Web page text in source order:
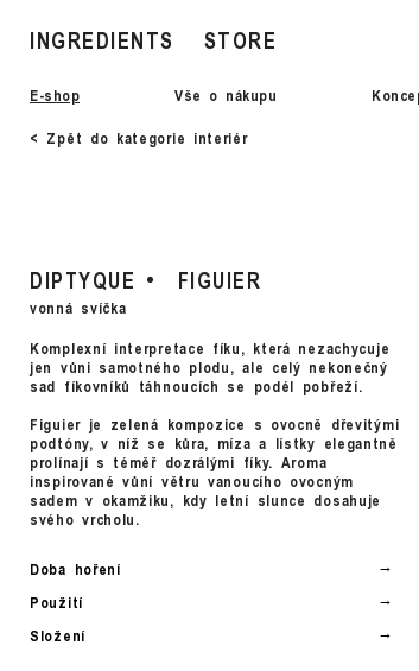
INGREDIENTS STORE
E-shop Vše o nákupu
< Zpět do kategorie interiér
DIPTYQUE FIGUIER
vonná svíčka
Komplexní interpretace fíku, která nezachycuje
jen vůni samotného plodu, ale celý nekonečný
sad fíkovníků táhnoucích se podél pobřeží.
Figuier je zelená kompozice s ovocně dřevitými
podtóny, v níž se kůra, míza a lístky elegantně
prolínají s téměř dozrálými fíky. Aroma
inspirované vůní větru vanoucího ovocným
sadem v okamžiku, kdy letní slunce dosahuje
svého vrcholu.
Doba hoření
Použití
Složení